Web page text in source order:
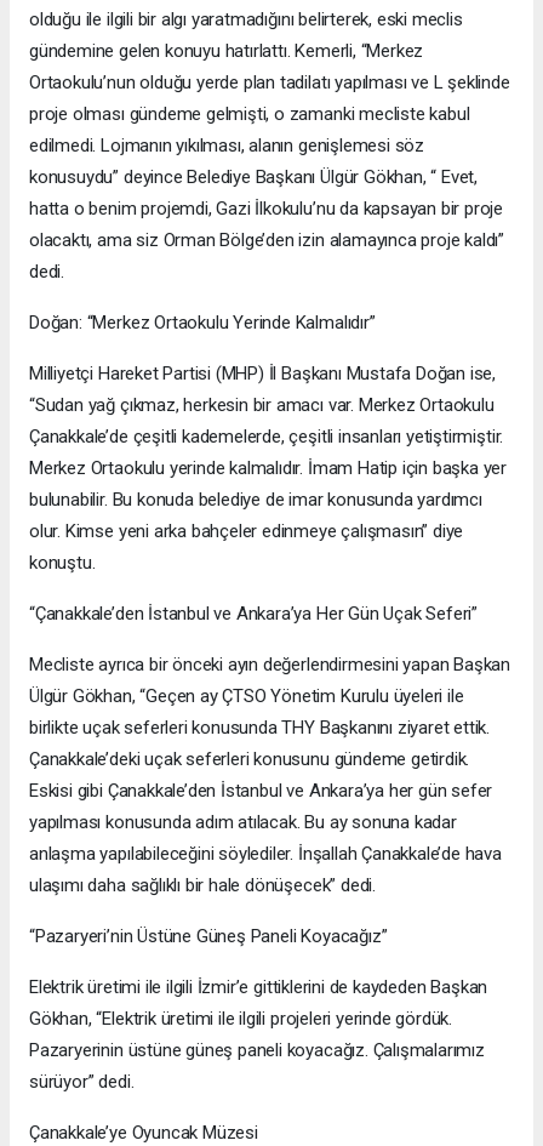
olduğu ile ilgili bir algı yaratmadığını belirterek, eski meclis
gündemine gelen konuyu hatırlattı. Kemerli, “Merkez
Ortaokulu’nun olduğu yerde plan tadilatı yapılması ve L şeklinde
proje olması gündeme gelmişti, o zamanki mecliste kabul
edilmedi. Lojmanın yıkılması, alanın genişlemesi söz
konusuydu” deyince Belediye Başkanı Ülgür Gökhan, “ Evet,
hatta o benim projemdi, Gazi İlkokulu’nu da kapsayan bir proje
olacaktı, ama siz Orman Bölge’den izin alamayınca proje kaldı”
dedi.
Doğan: “Merkez Ortaokulu Yerinde Kalmalıdır”
Milliyetçi Hareket Partisi (MHP) İl Başkanı Mustafa Doğan ise,
“Sudan yağ çıkmaz, herkesin bir amacı var. Merkez Ortaokulu
Çanakkale’de çeşitli kademelerde, çeşitli insanları yetiştirmiştir.
Merkez Ortaokulu yerinde kalmalıdır. İmam Hatip için başka yer
bulunabilir. Bu konuda belediye de imar konusunda yardımcı
olur. Kimse yeni arka bahçeler edinmeye çalışmasın” diye
konuştu.
“Çanakkale’den İstanbul ve Ankara’ya Her Gün Uçak Seferi”
Mecliste ayrıca bir önceki ayın değerlendirmesini yapan Başkan
Ülgür Gökhan, “Geçen ay ÇTSO Yönetim Kurulu üyeleri ile
birlikte uçak seferleri konusunda THY Başkanını ziyaret ettik.
Çanakkale’deki uçak seferleri konusunu gündeme getirdik.
Eskisi gibi Çanakkale’den İstanbul ve Ankara’ya her gün sefer
yapılması konusunda adım atılacak. Bu ay sonuna kadar
anlaşma yapılabileceğini söylediler. İnşallah Çanakkale’de hava
ulaşımı daha sağlıklı bir hale dönüşecek” dedi.
“Pazaryeri’nin Üstüne Güneş Paneli Koyacağız”
Elektrik üretimi ile ilgili İzmir’e gittiklerini de kaydeden Başkan
Gökhan, “Elektrik üretimi ile ilgili projeleri yerinde gördük.
Pazaryerinin üstüne güneş paneli koyacağız. Çalışmalarımız
sürüyor” dedi.
Çanakkale’ye Oyuncak Müzesi